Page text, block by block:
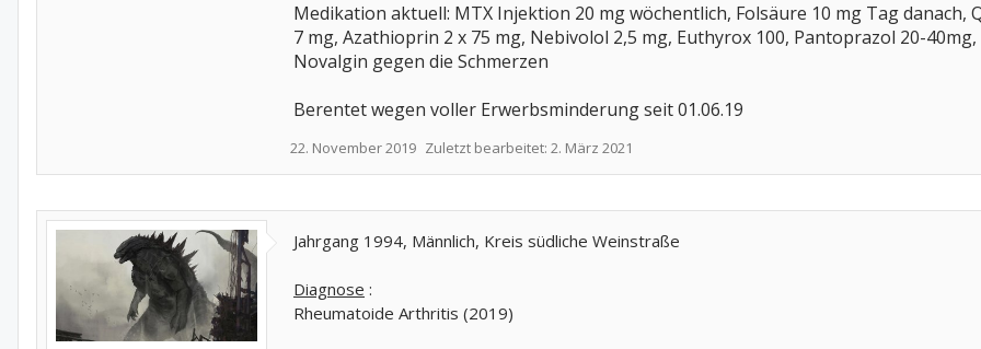
Medikation aktuell: MTX Injektion 20 mg wöchentlich, Folsäure 10 mg Tag danach,
7 mg, Azathioprin 2 x 75 mg, Nebivolol 2,5 mg, Euthyrox 100, Pantoprazol 20-
Novalgin gegen die Schmerzen
Berentet wegen voller Erwerbsminderung seit 01.06.19
22. November 2019 Zuletzt bearbeitet: 2. März 2021
Jahrgang 1994, Männlich, Kreis südliche Weinstraße
Diagnose :
Rheumatoide Arthritis (2019)